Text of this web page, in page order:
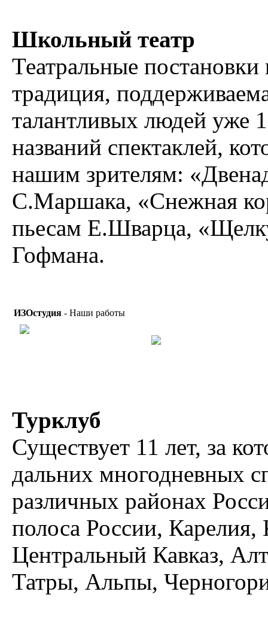
Школьный театр
Театральные
традиция,
талантливых людей уже
названий спектаклей,
нашим зрителям:
С.Маршака, «Снежная
пьесам Е.Шварца,
Гофмана.
ИЗОстудия - Наши работы
Турклуб
Существует 11 лет, за
дальних многодневных
различных районах
полоса России,
Центральный Кавказ,
Татры, Альпы,